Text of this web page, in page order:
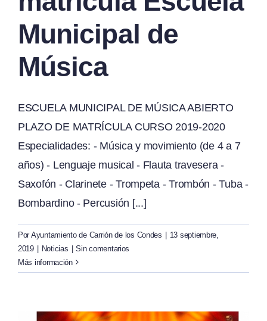
Municipal de
Música
ESCUELA MUNICIPAL DE MÚSICA ABIERTO
PLAZO DE MATRÍCULA CURSO 2019-2020
Especialidades: - Música y movimiento (de 4 a 7
años) - Lenguaje musical - Flauta travesera -
Saxofón - Clarinete - Trompeta - Trombón - Tuba -
Bombardino - Percusión [...]
Por Ayuntamiento de Carrión de los Condes
13 septiembre,
2019
Noticias
Sin comentarios
Más información